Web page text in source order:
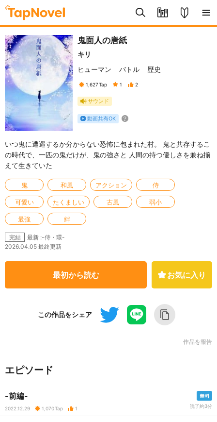
鬼面人の唐紙
キリ
ヒューマン
バトル 歴史
1,627Tap 1 2
サウンド
動画共有OK
いつ鬼に遭遇するか分からない恐怖に包まれた村。 鬼と共存するこ
の時代で、一匹の鬼だけが、鬼の強さと 人間の持つ優しさを兼ね揃
えて生きていた
鬼 和風 アクション 侍
可愛い たくましい 古風 弱小
最強 絆
完結
最新 :-侍・環-
2026.04.05 最終更新
最初から読む お気に入り
この作品をシェア
作品を報告
エピソード
-前編-
2022.12.29 1,070Tap 1 読了約3分